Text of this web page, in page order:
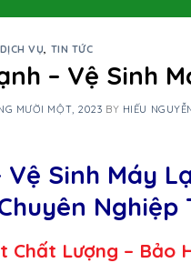
DỊCH VỤ, TIN TỨC
– Vệ Sinh
MƯỜI MỘT, 2023 BY HIẾU
– Vệ Sinh
Nghiệp
– Bảo